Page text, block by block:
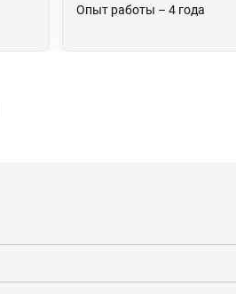
Опыт работы – 4 года